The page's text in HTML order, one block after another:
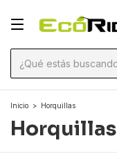
Inicio > Horquillas
Horquillas